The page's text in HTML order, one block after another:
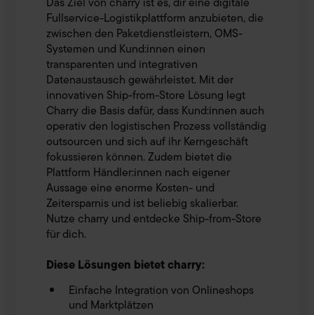
Fullservice-Logistikplattform anzubieten, die
zwischen den Paketdienstleistern, OMS-
Systemen und Kund:innen einen
transparenten und integrativen
Datenaustausch gewährleistet. Mit der
innovativen Ship-from-Store Lösung legt
Charry die Basis dafür, dass Kund:innen auch
operativ den logistischen Prozess vollständig
outsourcen und sich auf ihr Kerngeschäft
fokussieren können. Zudem bietet die
Plattform Händler:innen nach eigener
Aussage eine enorme Kosten- und
Zeitersparnis und ist beliebig skalierbar.
Nutze charry und entdecke Ship-from-Store
für dich.
Diese Lösungen bietet charry:
Einfache Integration von Onlineshops
und Marktplätzen